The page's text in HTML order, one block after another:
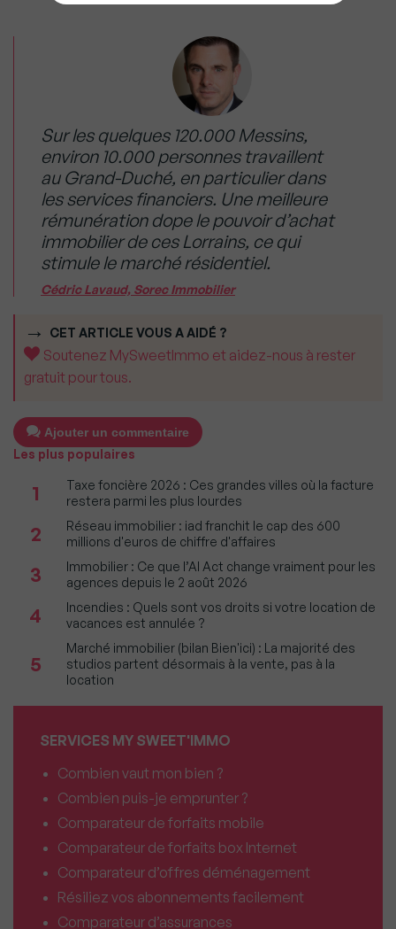
Sur les quelques 120.000 Messins,
environ 10.000 personnes travaillent
au Grand-Duché, en particulier dans
les services financiers. Une meilleure
rémunération dope le pouvoir d’achat
immobilier de ces Lorrains, ce qui
stimule le marché résidentiel.
Cédric Lavaud, Sorec Immobilier
CET ARTICLE VOUS A AIDÉ ?
Soutenez MySweetImmo et aidez-nous à rester
gratuit pour tous.
Ajouter un commentaire
Les plus populaires
1
Taxe foncière 2026 : Ces grandes villes où la facture
restera parmi les plus lourdes
2
Réseau immobilier : iad franchit le cap des 600
millions d'euros de chiffre d'affaires
3
Immobilier : Ce que l’AI Act change vraiment pour les
agences depuis le 2 août 2026
4
Incendies : Quels sont vos droits si votre location de
vacances est annulée ?
5
Marché immobilier (bilan Bien'ici) : La majorité des
studios partent désormais à la vente, pas à la
location
SERVICES MY SWEET'IMMO
Combien vaut mon bien ?
Combien puis-je emprunter ?
Comparateur de forfaits mobile
Comparateur de forfaits box Internet
Comparateur d’offres déménagement
Résiliez vos abonnements facilement
Comparateur d’assurances